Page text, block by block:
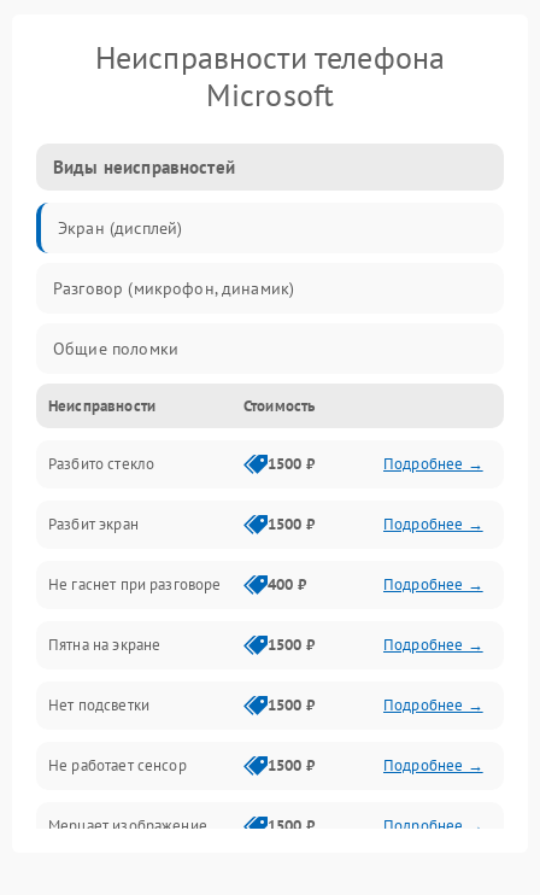
Неисправности телефона
Microsoft
Виды неисправностей
Экран (дисплей)
Разговор (микрофон, динамик)
Общие поломки
Проблемы связи
Камеры
Проблемы с дисплеем и сенсором
Зарядка
Проблемы с питанием, зарядкой и аккумулятором
Проблемы с работой системы, корпусом и другие
Неисправности Стоимость
Разбито стекло 1500 ₽ Подробнее →
Разбит экран 1500 ₽ Подробнее →
Не гаснет при разговоре 400 ₽ Подробнее →
Пятна на экране 1500 ₽ Подробнее →
Нет подсветки 1500 ₽ Подробнее →
Не работает сенсор 1500 ₽ Подробнее →
Мерцает изображение 1500 ₽ Подробнее →